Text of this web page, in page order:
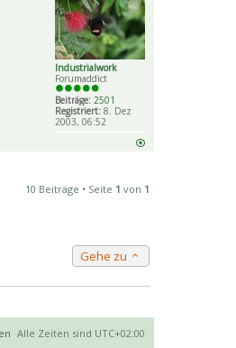
Industrialwork
Forumaddict
Beiträge: 2501
Registriert: 8. Dez
2003, 06:52
Nachricht senden
10 Beiträge • Seite 1 von 1
Gehe zu
Alle Zeiten sind UTC+02:00